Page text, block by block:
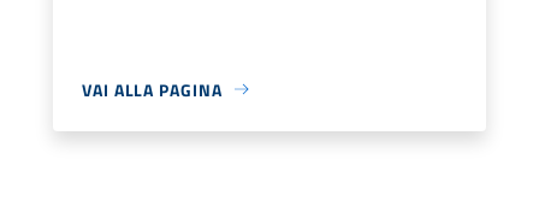
VAI ALLA PAGINA